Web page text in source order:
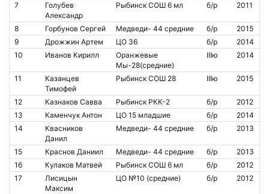
7
Голубев
Александр
Рыбинск СОШ 6 мл б/р 2011
8 Горбунов Сергей Медведи- 44 средние б/р
2015
9
Дрожжин Артем ЦО 36 б/р
2014
10
Иванов Кирилл
Оранжевые
Мы-28(средние)
IIIю 2014
11
Казанцев
Тимофей
Рыбинск СОШ 28 IIIю 2015
12 Казнаков Савва Рыбинск РКК-2 б/р
2012
13
Каменчук Антон ЦО 15 младшие б/р
2014
14
Квасников
Данил
Медведи- 44 средние б/р 2013
15 Краснов Даниил Медведи- 44 средние б/р
2013
16
Кулаков Матвей Рыбинск СОШ 6 мл б/р
2012
17
Лисицын
Максим
ЦО №10 (средние) б/р 2012